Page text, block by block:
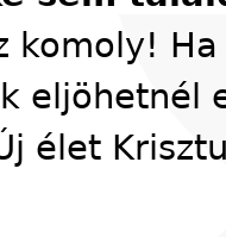
komoly!
eljöhetnél
élet